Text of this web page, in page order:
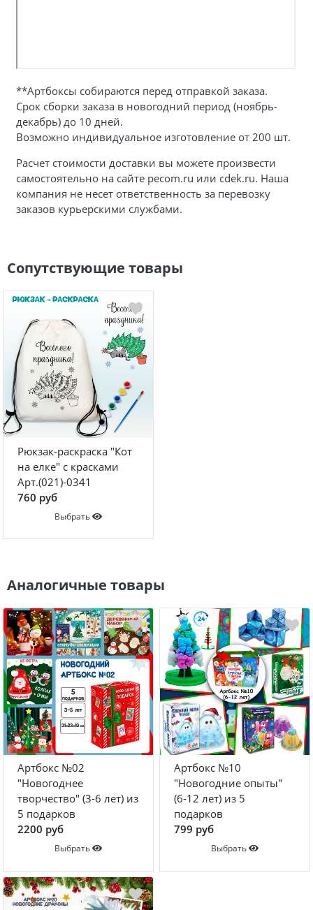
**Артбоксы собираются перед отправкой заказа.
Срок сборки заказа в новогодний период (ноябрь-
декабрь) до 10 дней.
Возможно индивидуальное изготовление от 200 шт.
Расчет стоимости доставки вы можете произвести
самостоятельно на сайте pecom.ru или cdek.ru. Наша
компания не несет ответственность за перевозку
заказов курьерскими службами.
Сопутствующие товары
Рюкзак-раскраска "Кот
на елке" с красками
Арт.(021)-0341
760 руб
Выбрать
Аналогичные товары
Артбокс №02
"Новогоднее
творчество" (3-6 лет) из
5 подарков
2200 руб
Выбрать
Артбокс №10
"Новогодние опыты"
(6-12 лет) из 5
подарков
799 руб
Выбрать